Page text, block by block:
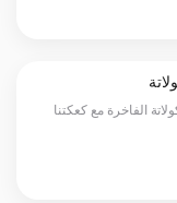
الفاخرة مع كعكتنا